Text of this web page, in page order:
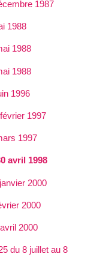
1987
1988
1988
1988
1996
1997
1997
avril 1998
2000
2000
2000
du 8 juillet au 8